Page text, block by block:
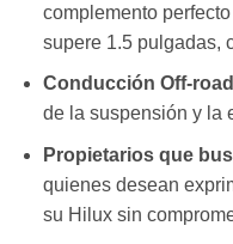
complemento
supere 1.5 pulgadas,
Conducción Off-
de la suspensión y la
Propietarios que
quienes desean
su Hilux sin